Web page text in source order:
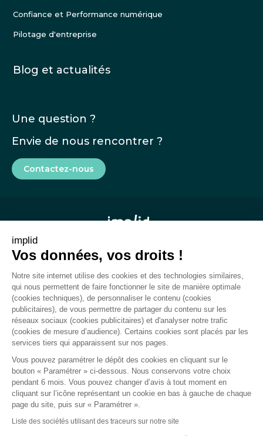
Confiance et Performance numérique
Pilotage d'entreprise
Blog et actualités
Une question ?
Envie de nous rencontrer ?
Contactez-nous
Mentions légales
CGU
Rapport de transparence
Plan du site
Politique de confidentialité
Politique de confidentialité dédiée aux cookies
implid
Vos données, vos droits !
Notre site internet utilise des cookies et des technologies similaires,
qui nous permettent de faire fonctionner le site de manière optimale
(cookies techniques), de personnaliser le contenu (cookies
publicitaires), de vous permettre de partager du contenu sur les
réseaux sociaux (cookies publicitaires) et d'analyser notre trafic
(cookies de mesure d’audience). Certains cookies sont placés par les
services tiers qui apparaissent sur nos pages.
Vous pouvez paramétrer le dépôt des cookies en cliquant sur le
bouton « Paramétrer » ci-dessous. Nous conservons votre choix
pendant 6 mois. Vous pouvez changer d’avis à tout moment en
cliquant sur l’icône représentant un cookie en bas à gauche de chaque
page du site, puis sur « Paramétrer ».
Liste des sociétés utilisant des traceurs sur notre site